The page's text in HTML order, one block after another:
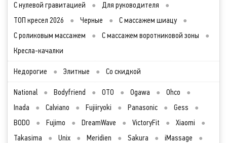
С нулевой гравитацией
● Для руководителя
●
ТОП кресел 2026
● Черные ● С массажем шиацу
●
С роликовым массажем
● С массажем воротниковой зоны
●
Кресла-качалки
Недорогие ● Элитные ● Со скидкой
National ● Bodyfriend ● OTO ● Ogawa ● Ohco
●
Inada
● Calviano ● Fujiiryoki ● Panasonic ● Gess
●
BODO
● Fujimo ● DreamWave ● VictoryFit ● Xiaomi
●
Takasima
● Unix ● Meridien ● Sakura ● iMassage
●